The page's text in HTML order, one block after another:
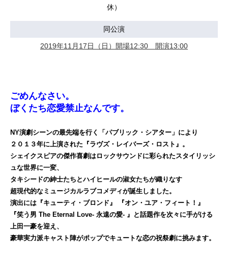
休）
同公演
2019年11月17日（日）開場12:30 開演13:00
ごめんなさい。
ぼくたち恋愛禁止なんです。
NY演劇シーンの最先端を行く「パブリック・シアター」により
２０１３年に上演された『ラヴズ・レイバーズ・ロスト』。
シェイクスピアの傑作喜劇はロックサウンドに彩られたスタイリッシ
ュな世界に一変、
タキシードの紳士たちとハイヒールの淑女たちが織りなす
超現代的なミュージカルラブコメディが誕生しました。
演出には『キューティ・ブロンド』 『オン・ユア・フィート！』
『笑う男 The Eternal Love- 永遠の愛- 』と話題作を次々に手がける
上田一豪を迎え、
豪華実力派キャスト陣がポップでキュートな恋の祝祭劇に挑みます。